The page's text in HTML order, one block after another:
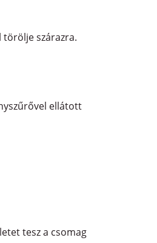
törölje szárazra.
ellátott
tesz a csomag